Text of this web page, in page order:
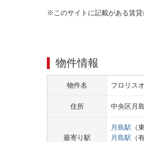
※このサイトに記載がある賃貸
物件情報
物件名 フロリス
住所 中央区月
最寄り駅
月島駅 （
月島駅 （